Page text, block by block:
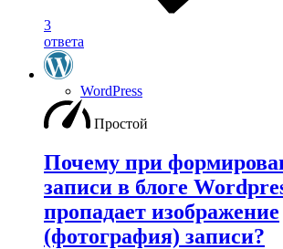
3
ответа
WordPress
Простой
Почему при
записи в блоге
пропадает изображение
(фотография) записи?